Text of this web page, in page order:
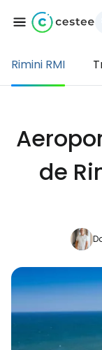
Rimini RMI
de
... a